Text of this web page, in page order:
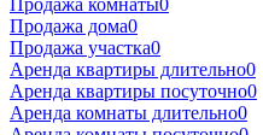
Продажа дома0
Продажа участка0
Аренда квартиры длительно0
Аренда квартиры посуточно0
Аренда комнаты длительно0